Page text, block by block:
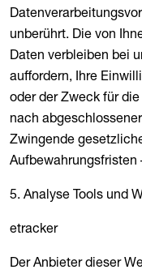
unberührt. Die von
Daten verbleiben bei
auffordern, Ihre
oder der Zweck für
nach
Zwingende
Aufbewahrungsfristen
5. Analyse Tools und
etracker
Der Anbieter dieser